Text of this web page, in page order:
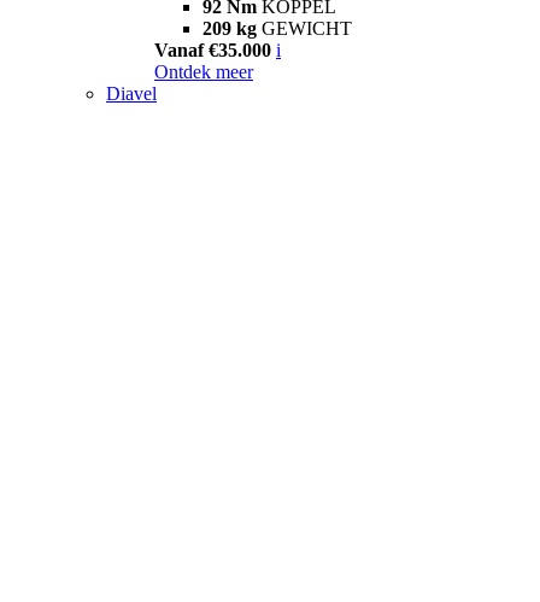
92 Nm KOPPEL
209 kg GEWICHT
Vanaf €35.000 i
Ontdek meer
Diavel